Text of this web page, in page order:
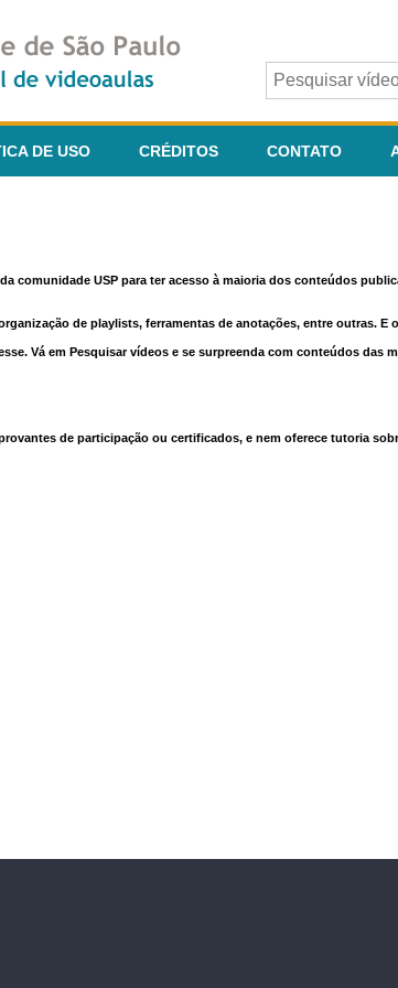
DE USO CRÉDITOS CONTATO
comunidade USP para ter acesso à maioria dos conteúdos
de playlists, ferramentas de anotações, entre outras.
Vá em Pesquisar vídeos e se surpreenda com conteúdos das
de participação ou certificados, e nem oferece tutoria